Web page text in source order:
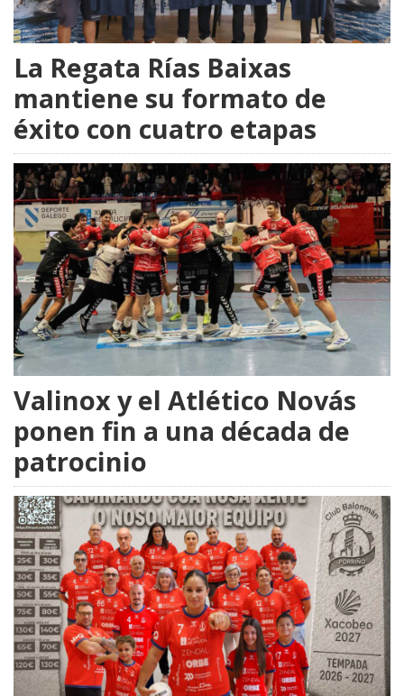
La Regata Rías Baixas
mantiene su formato de
éxito con cuatro etapas
Valinox y el Atlético Novás
ponen fin a una década de
patrocinio